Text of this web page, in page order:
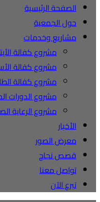
الصفحة الرئيسية
حول الجمعية
مشاريع وخدمات
مشروع كفالة
مشروع كفالة الأسر
مشروع كفالة
مشروع الدورات
مشروع الرعاية
الأخبار
معرض الصور
قصص نجاح
تواصل معنا
تبرع الآن